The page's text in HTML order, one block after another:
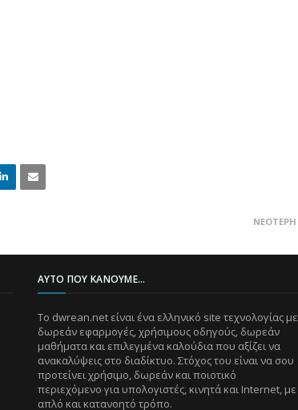
ΝΕΌΤΕΡΗ
ΑΥΤΌ ΠΟΥ ΚΆΝΟΥΜΕ...
Το dwrean.net είναι ένα ελληνικό site τεχνολογίας με
δωρεάν εφαρμογές, χρήσιμους οδηγούς, δωρεάν
μαθήματα και επιλεγμένα καλούδια που αξίζει να
ανακαλύψεις στο διαδίκτυο. Στόχος του είναι να σου
προτείνει χρήσιμο, δωρεάν και ποιοτικό
περιεχόμενο για υπολογιστές, κινητά και Internet, με
απλό και κατανοητό τρόπο.